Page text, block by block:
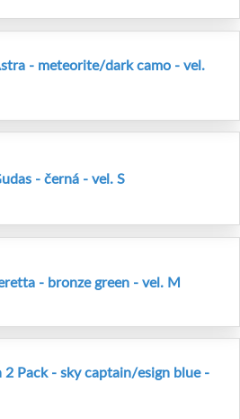
- meteorite/dark camo - vel.
- černá - vel. S
- bronze green - vel. M
2 Pack - sky captain/esign blue -